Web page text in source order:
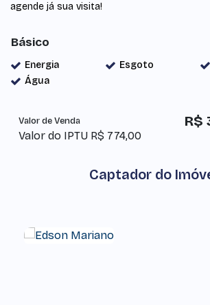
agende já sua visita!
Básico
Energia Esgoto
Água
R$
Valor de Venda
Valor do IPTU R$ 774,00
Captador do